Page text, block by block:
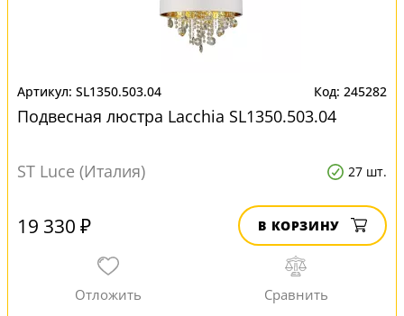
SL1350.503.04 245282
Подвесная люстра Lacchia SL1350.503.04
ST Luce (Италия) 27 шт.
19 330 ₽ В КОРЗИНУ